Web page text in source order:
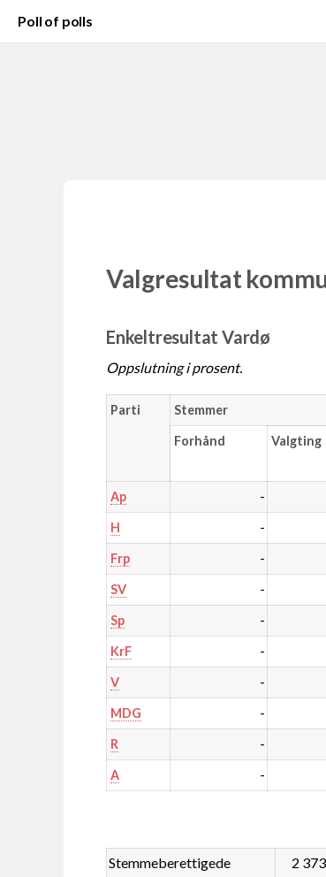
Poll of polls
Valgresultat
Enkeltresultat Vardø
Oppslutning i prosent.
Parti Stemmer
Forhånd Valgting
Ap -
H -
Frp -
SV -
Sp -
KrF -
V -
MDG -
R -
A -
Stemmeberettigede 2 373